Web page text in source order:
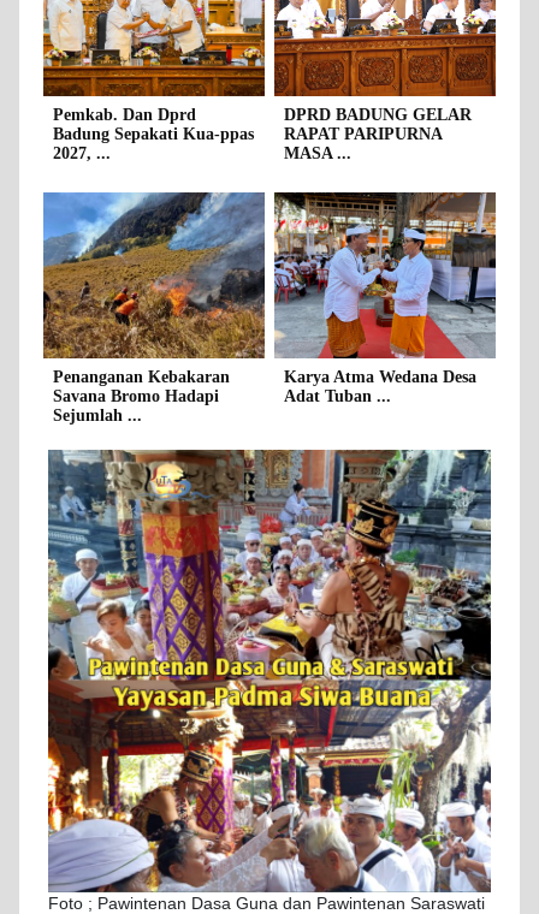
Pemkab. Dan Dprd
Badung Sepakati Kua-ppas
2027, ...
DPRD BADUNG GELAR
RAPAT PARIPURNA
MASA ...
Penanganan Kebakaran
Savana Bromo Hadapi
Sejumlah ...
Karya Atma Wedana Desa
Adat Tuban ...
Foto ; Pawintenan Dasa Guna dan Pawintenan Saraswati